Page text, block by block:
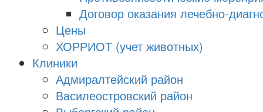
Договор оказания лечебно-
Цены
ХОРРИОТ (учет животных)
Клиники
Адмиралтейский район
Василеостровский район